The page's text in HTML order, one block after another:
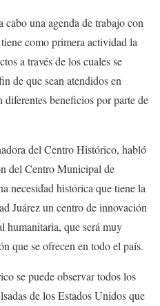
una agenda de trabajo con
como primera actividad la
a través de los cuales se
de que sean atendidos en
beneficios por parte de
del Centro Histórico, habló
del Centro Municipal de
necesidad histórica que tiene la
Juárez un centro de innovación
humanitaria, que será muy
que se ofrecen en todo el país.
se puede observar todos los
de los Estados Unidos que